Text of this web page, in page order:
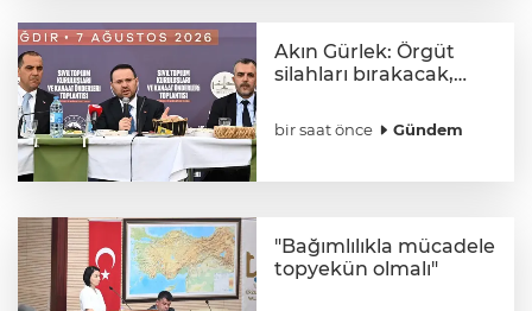
Akın Gürlek: Örgüt
silahları bırakacak,
bir saat önce Gündem
"Bağımlılıkla mücadele
topyekün olmalı"